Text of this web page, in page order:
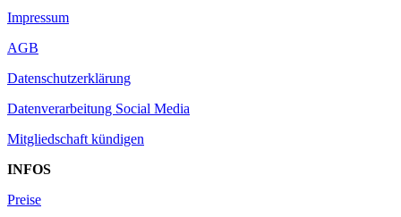
Impressum
AGB
Datenschutzerklärung
Datenverarbeitung Social Media
Mitgliedschaft kündigen
INFOS
Preise